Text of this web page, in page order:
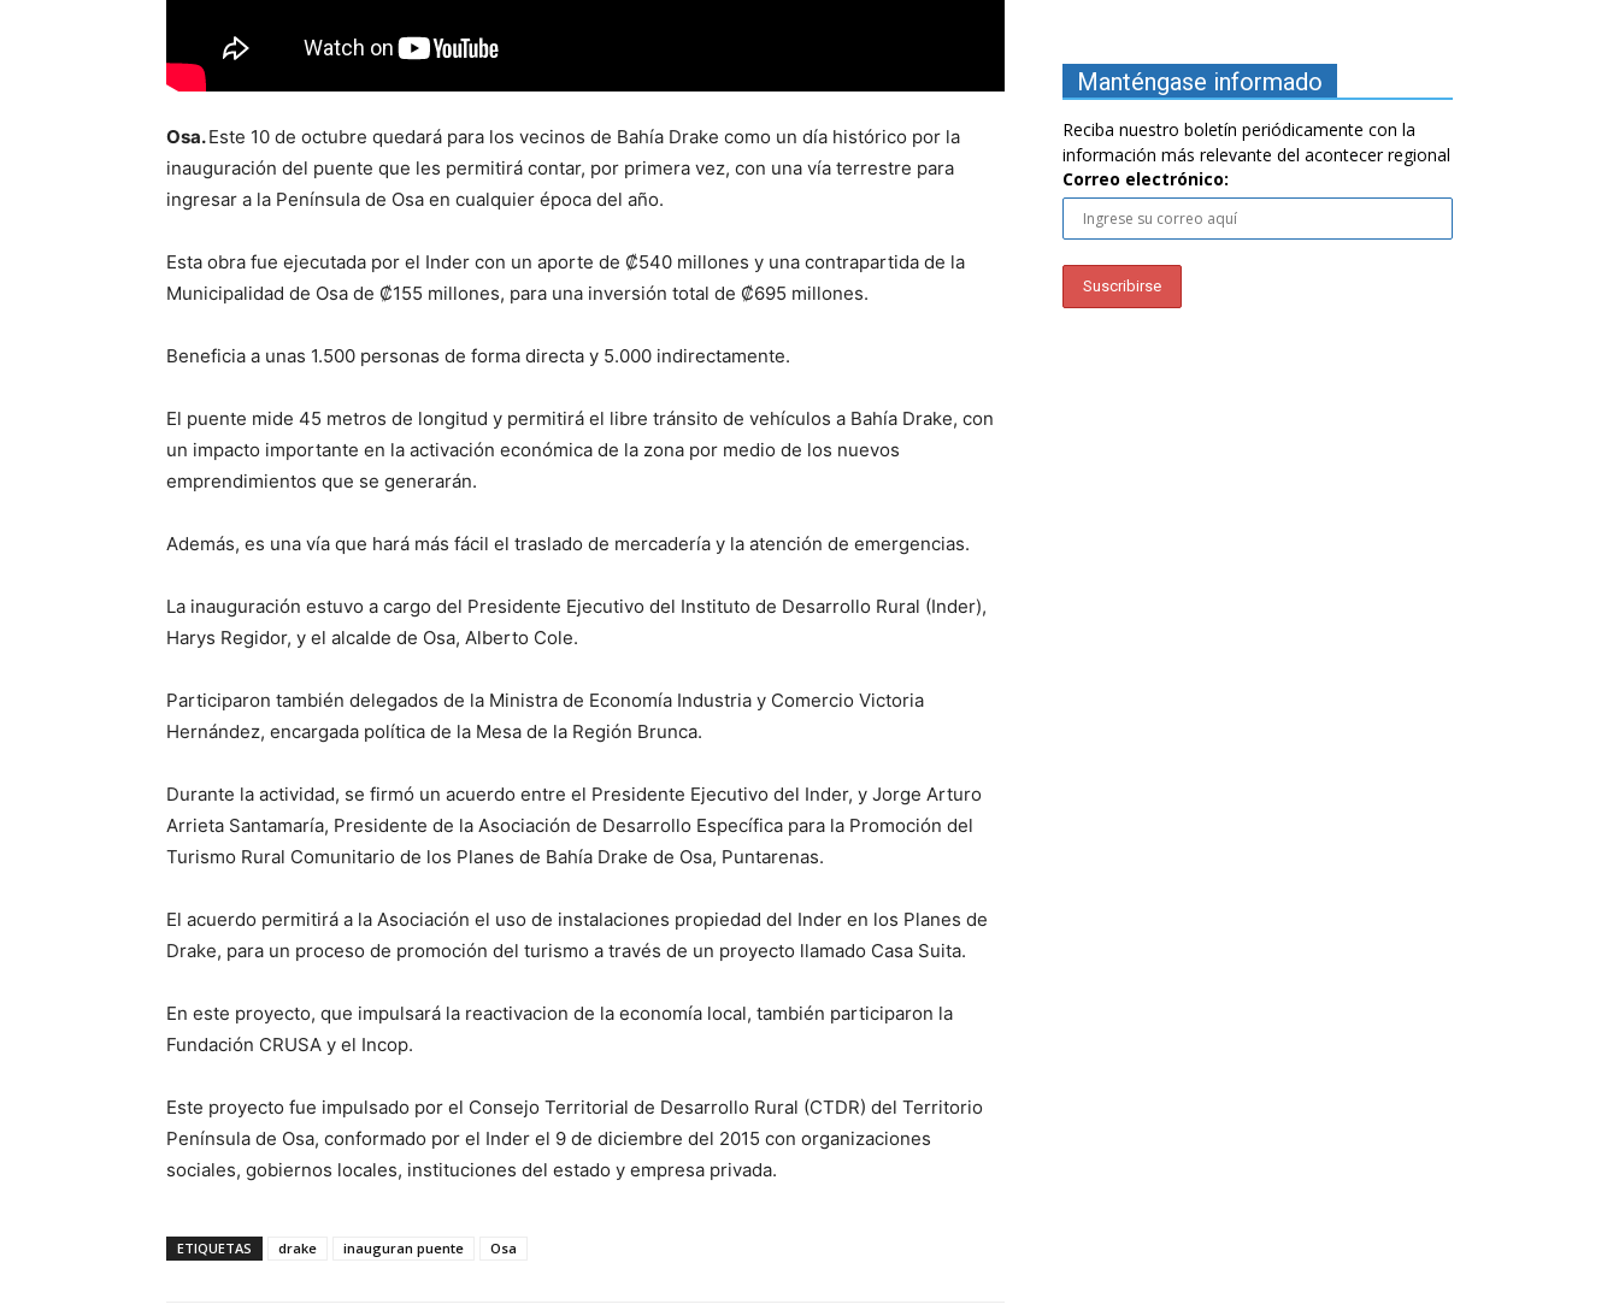
Osa.Este 10 de octubre quedará para los vecinos de Bahía Drake como un día histórico por la
inauguración del puente que les permitirá contar, por primera vez, con una vía terrestre para
ingresar a la Península de Osa en cualquier época del año.
Esta obra fue ejecutada por el Inder con un aporte de ₡540 millones y una contrapartida de la
Municipalidad de Osa de ₡155 millones, para una inversión total de ₡695 millones.
Beneficia a unas 1.500 personas de forma directa y 5.000 indirectamente.
El puente mide 45 metros de longitud y permitirá el libre tránsito de vehículos a Bahía Drake, con
un impacto importante en la activación económica de la zona por medio de los nuevos
emprendimientos que se generarán.
Además, es una vía que hará más fácil el traslado de mercadería y la atención de emergencias.
La inauguración estuvo a cargo del Presidente Ejecutivo del Instituto de Desarrollo Rural (Inder),
Harys Regidor, y el alcalde de Osa, Alberto Cole.
Participaron también delegados de la Ministra de Economía Industria y Comercio Victoria
Hernández, encargada política de la Mesa de la Región Brunca.
Durante la actividad, se firmó un acuerdo entre el Presidente Ejecutivo del Inder, y Jorge Arturo
Arrieta Santamaría, Presidente de la Asociación de Desarrollo Específica para la Promoción del
Turismo Rural Comunitario de los Planes de Bahía Drake de Osa, Puntarenas.
El acuerdo permitirá a la Asociación el uso de instalaciones propiedad del Inder en los Planes de
Drake, para un proceso de promoción del turismo a través de un proyecto llamado Casa Suita.
En este proyecto, que impulsará la reactivacion de la economía local, también participaron la
Fundación CRUSA y el Incop.
Este proyecto fue impulsado por el Consejo Territorial de Desarrollo Rural (CTDR) del Territorio
Península de Osa, conformado por el Inder el 9 de diciembre del 2015 con organizaciones
sociales, gobiernos locales, instituciones del estado y empresa privada.
ETIQUETAS drake inauguran puente Osa
Manténgase informado
Reciba nuestro boletín periódicamente con la
información más relevante del acontecer regional
Correo electrónico: